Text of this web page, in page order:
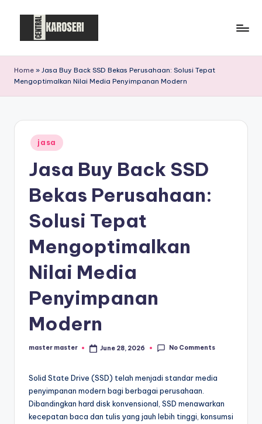
e
n
K
Home » Jasa Buy Back SSD Bekas Perusahaan: Solusi Tepat
Mengoptimalkan Nilai Media Penyimpanan Modern
Posted
in
jasa
Jasa Buy Back SSD
Bekas Perusahaan:
Solusi Tepat
Mengoptimalkan
Nilai Media
Penyimpanan
Modern
Posted
master master June 28, 2026 No Comments
Solid State Drive (SSD) telah menjadi standar media
penyimpanan modern bagi berbagai perusahaan.
Dibandingkan hard disk konvensional, SSD menawarkan
kecepatan baca dan tulis yang jauh lebih tinggi, konsumsi